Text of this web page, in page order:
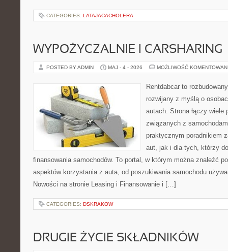
CATEGORIES: LATAJACACHOLERA
WYPOŻYCZALNIE I CARSHARING
POSTED BY ADMIN MAJ - 4 - 2026 MOŻLIWOŚĆ
Rentdabcar to
rozwijany z myślą o
autach. Strona łączy wiele
związanych z
praktycznym poradnikiem
aut, jak i dla tych, którzy
finansowania samochodów. To portal, w którym można znaleźć
aspektów korzystania z auta, od poszukiwania samochodu
Nowości na stronie Leasing i Finansowanie i […]
CATEGORIES: DSKRAKOW
DRUGIE ŻYCIE SKŁADNIKÓW